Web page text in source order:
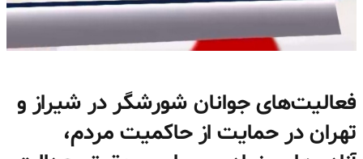
فعالیت‌های جوانان شورشگر در شیراز و
تهران در حمایت از حاکمیت مردم،